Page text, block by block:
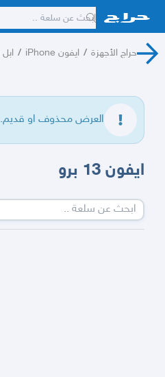
حراج الأجهزة / ايفون iPhone / ابل Apple
العرض محذوف او قديم.
ايفون 13 برو